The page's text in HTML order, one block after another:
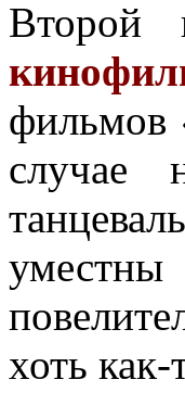
Второй
фильмов
случае
уместны
хоть